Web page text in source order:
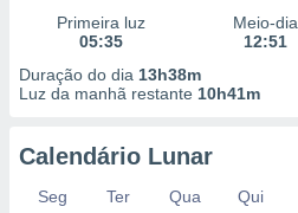
ou
de dados
e melhorar
dados
Primeira luz
05:35
Meio-dia
12:51
Duração do dia 13h38m
Luz da manhã restante 10h41m
Calendário Lunar
Seg Ter Qua Qui